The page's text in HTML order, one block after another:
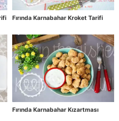
Fırında Karnabahar Kroket Tarifi
Fırında Karnabahar Kızartması